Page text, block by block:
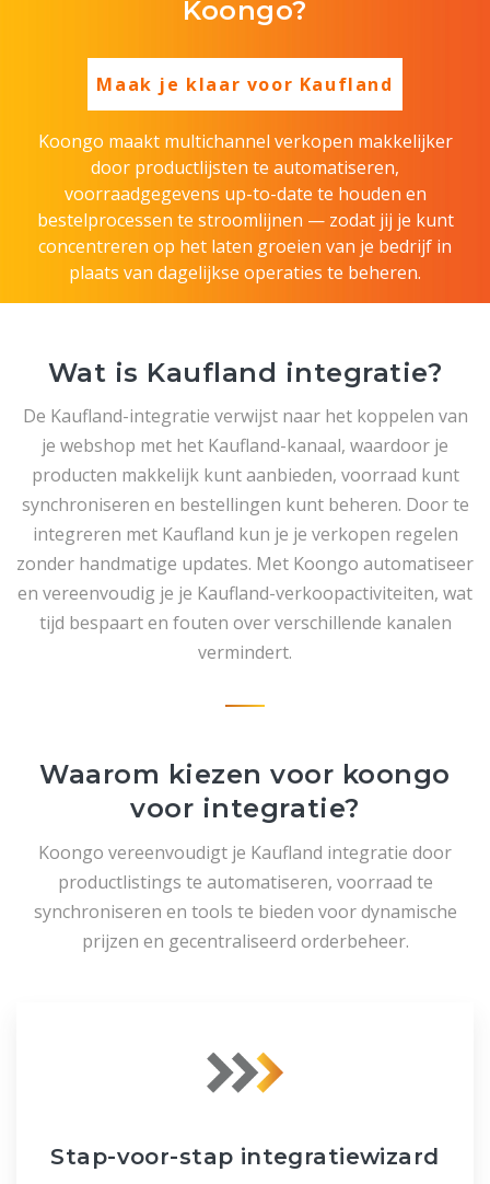
Koongo?
Maak je klaar voor Kaufland
Koongo maakt multichannel verkopen makkelijker
door productlijsten te automatiseren,
voorraadgegevens up-to-date te houden en
bestelprocessen te stroomlijnen — zodat jij je kunt
concentreren op het laten groeien van je bedrijf in
plaats van dagelijkse operaties te beheren.
Wat is Kaufland integratie?
De Kaufland-integratie verwijst naar het koppelen van
je webshop met het Kaufland-kanaal, waardoor je
producten makkelijk kunt aanbieden, voorraad kunt
synchroniseren en bestellingen kunt beheren. Door te
integreren met Kaufland kun je je verkopen regelen
zonder handmatige updates. Met Koongo automatiseer
en vereenvoudig je je Kaufland-verkoopactiviteiten, wat
tijd bespaart en fouten over verschillende kanalen
vermindert.
Waarom kiezen voor koongo
voor integratie?
Koongo vereenvoudigt je Kaufland integratie door
productlistings te automatiseren, voorraad te
synchroniseren en tools te bieden voor dynamische
prijzen en gecentraliseerd orderbeheer.
Stap-voor-stap integratiewizard